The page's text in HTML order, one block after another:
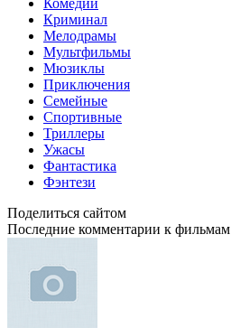
Комедии
Криминал
Мелодрамы
Мультфильмы
Мюзиклы
Приключения
Семейные
Спортивные
Триллеры
Ужасы
Фантастика
Фэнтези
Поделиться сайтом
Последние комментарии к фильмам